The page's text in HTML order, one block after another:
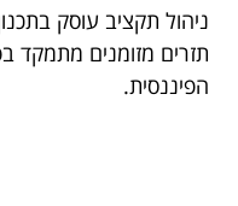
ניהול תקציב עוסק
תזרים מזומנים מתמקד
הפיננסית.